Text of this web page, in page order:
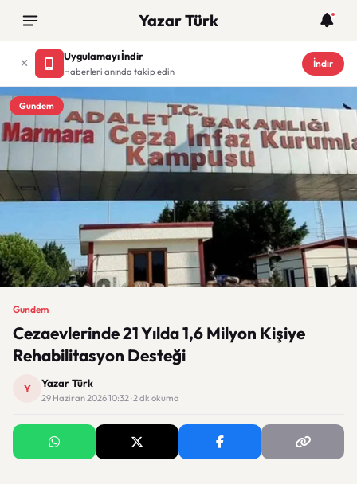
Yazar Türk
Uygulamayı İndir
Haberleri anında takip edin
İndir
Gundem
Gundem
Cezaevlerinde 21 Yılda 1,6 Milyon Kişiye
Rehabilitasyon Desteği
Y Yazar Türk
29 Haziran 2026 10:32 · 2 dk okuma